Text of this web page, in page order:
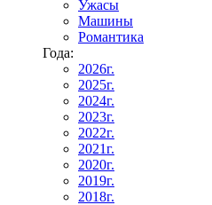
Ужасы
Машины
Романтика
Года:
2026г.
2025г.
2024г.
2023г.
2022г.
2021г.
2020г.
2019г.
2018г.